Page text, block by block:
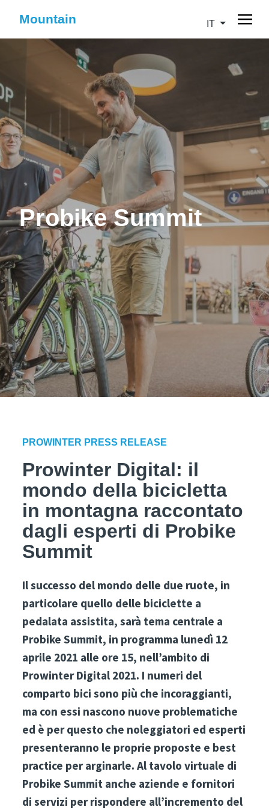
Mountain IT
Probike Summit
PROWINTER PRESS RELEASE
Prowinter Digital: il
mondo della bicicletta
in montagna raccontato
dagli esperti di Probike
Summit
Il successo del mondo delle due ruote, in
particolare quello delle biciclette a
pedalata assistita, sarà tema centrale a
Probike Summit, in programma lunedì 12
aprile 2021 alle ore 15, nell’ambito di
Prowinter Digital 2021. I numeri del
comparto bici sono più che incoraggianti,
ma con essi nascono nuove problematiche
ed è per questo che noleggiatori ed esperti
presenteranno le proprie proposte e best
practice per arginarle. Al tavolo virtuale di
Probike Summit anche aziende e fornitori
di servizi per rispondere all’incremento del